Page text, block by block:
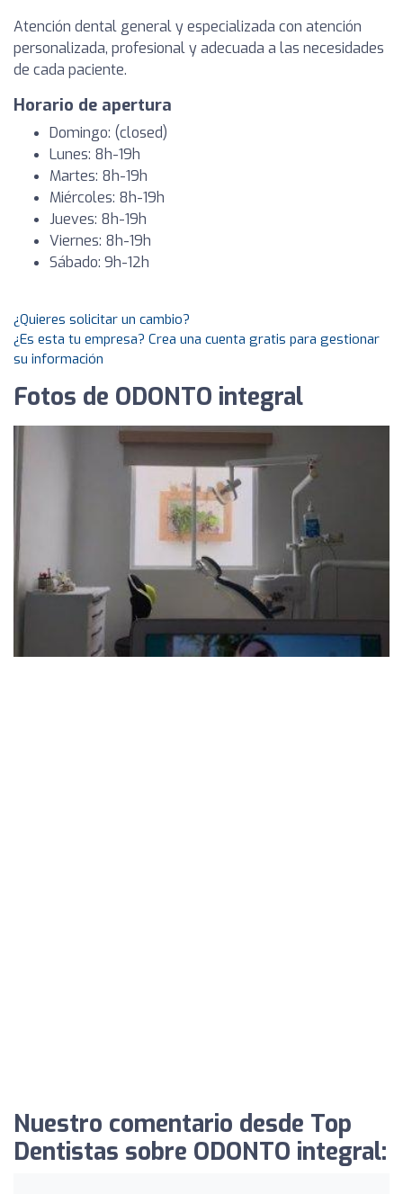
Atención dental general y especializada con atención
personalizada, profesional y adecuada a las necesidades
de cada paciente.
Horario de apertura
Domingo: (closed)
Lunes: 8h-19h
Martes: 8h-19h
Miércoles: 8h-19h
Jueves: 8h-19h
Viernes: 8h-19h
Sábado: 9h-12h
¿Quieres solicitar un cambio?
¿Es esta tu empresa? Crea una cuenta gratis para gestionar
su información
Fotos de ODONTO integral
Nuestro comentario desde Top
Dentistas sobre ODONTO integral: